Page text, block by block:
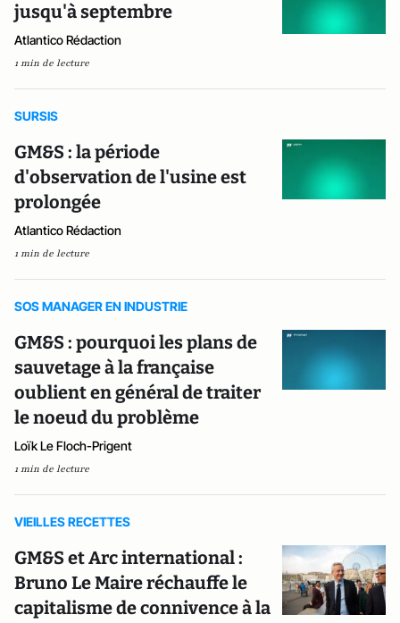
jusqu'à septembre
Atlantico Rédaction
1 min de lecture
SURSIS
GM&S : la période
d'observation de l'usine est
prolongée
Atlantico Rédaction
1 min de lecture
SOS MANAGER EN INDUSTRIE
GM&S : pourquoi les plans de
sauvetage à la française
oublient en général de traiter
le noeud du problème
Loïk Le Floch-Prigent
1 min de lecture
VIEILLES RECETTES
GM&S et Arc international :
Bruno Le Maire réchauffe le
capitalisme de connivence à la